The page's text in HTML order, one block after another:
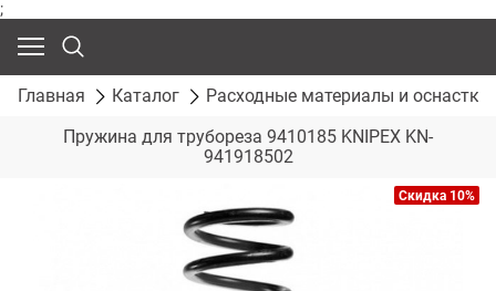
;
Главная Каталог
Расходные материалы и оснастка
Пружина для трубореза 9410185 KNIPEX KN-
941918502
Скидка 10%